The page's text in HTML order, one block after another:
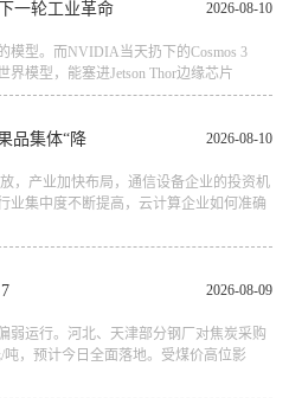
2026-08-10
一轮工业革命
型。而NVIDIA当天扔下的Cosmos 3
界模型，能塞进Jetson Thor边缘芯片
2026-08-10
品集体“降
产业加快布局，通信设备企业的投资机
集中度不断提高，云计算企业如何准确
2026-08-09
行。河北、天津部分钢厂对焦炭采购
，预计今日全面落地。受煤价高位影